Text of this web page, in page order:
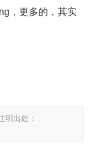
，更多的，其实
明出处：